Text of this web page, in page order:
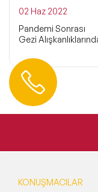
02 Haz 2022
Pandemi Sonrası
Gezi
Hemen
KONUŞMACILAR